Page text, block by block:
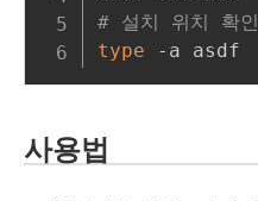
# 설치 위치 확인
type
사용법